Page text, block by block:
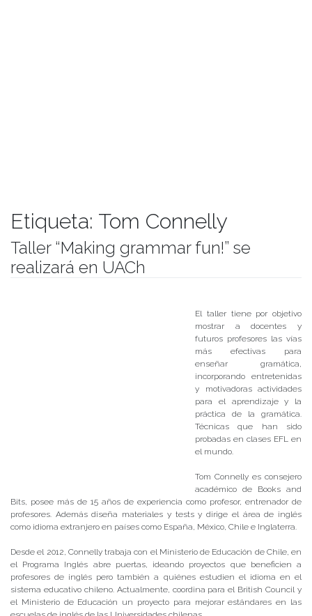
Etiqueta: Tom Connelly
Taller “Making grammar fun!” se
realizará en UACh
El taller tiene por objetivo
mostrar a docentes y
futuros profesores las vías
más efectivas para
enseñar gramática,
incorporando entretenidas
y motivadoras actividades
para el aprendizaje y la
práctica de la gramática.
Técnicas que han sido
probadas en clases EFL en
el mundo.
Tom Connelly es consejero
académico de Books and
Bits, posee más de 15 años de experiencia como profesor, entrenador de
profesores. Además diseña materiales y tests y dirige el área de inglés
como idioma extranjero en países como España, México, Chile e Inglaterra.
Desde el 2012, Connelly trabaja con el Ministerio de Educación de Chile, en
el Programa Inglés abre puertas, ideando proyectos que beneficien a
profesores de inglés pero también a quiénes estudien el idioma en el
sistema educativo chileno. Actualmente, coordina para el British Council y
el Ministerio de Educación un proyecto para mejorar estándares en las